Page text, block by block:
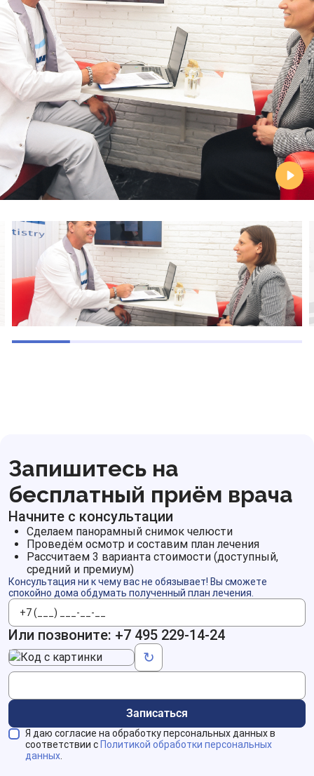
Запишитесь на
бесплатный приём врача
Начните с консультации
Сделаем панорамный снимок челюсти
Проведём осмотр и составим план лечения
Рассчитаем 3 варианта стоимости (доступный,
средний и премиум)
Консультация ни к чему вас не обязывает! Вы сможете
спокойно дома обдумать полученный план лечения.
Телефон
Записаться
Или позвоните: +7 495 229-14-24
↻
Код с картинки
Я даю согласие на обработку персональных данных в
соответствии с Политикой обработки персональных
данных